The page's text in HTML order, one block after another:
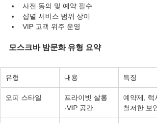
사전 동의 및 예약 필수
샵별 서비스 범위 상이
VIP 고객 위주 운영
모스크바 밤문화 유형 요약
유형 내용 특징
오피 스타일
프라이빗 살롱
·VIP 공간
예약제, 럭
철저한 보안